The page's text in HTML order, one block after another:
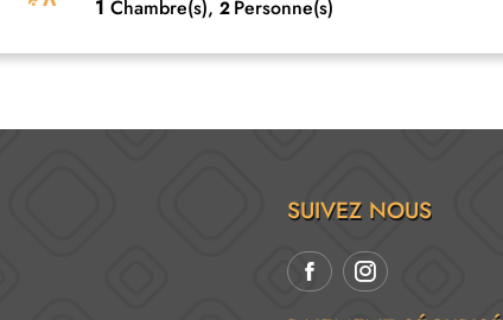
1 Chambre(s), 2 Personne(s)
SUIVEZ NOUS